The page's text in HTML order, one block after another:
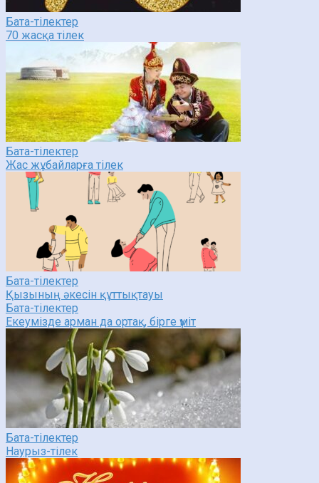
Бата-тілектер
70 жасқа тілек
Бата-тілектер
Жас жұбайларға тілек
Бата-тілектер
Қызының әкесін құттықтауы
Бата-тілектер
Екеумізде арман да ортақ, бірге үміт
Бата-тілектер
Наурыз-тілек